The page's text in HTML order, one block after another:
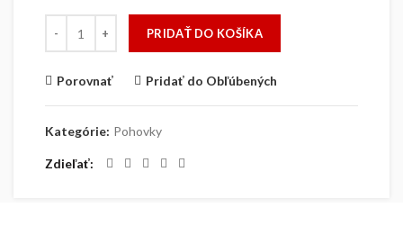
množstvo Pohovka Cambridge
PRIDAŤ DO KOŠÍKA
Porovnať Pridať do Obľúbených
Kategórie: Pohovky
Zdieľať